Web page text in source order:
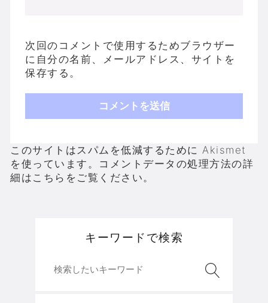
次回のコメントで使用するためブラウザー
に自分の名前、メールアドレス、サイトを
保存する。
このサイトはスパムを低減するために Akismet
を使っています。 コメントデータの処理方法の詳
細はこちらをご覧ください。
キーワードで検索